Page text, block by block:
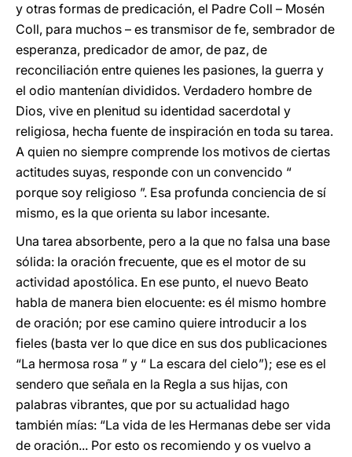
y otras formas de predicación, el Padre Coll – Mosén
Coll, para muchos – es transmisor de fe, sembrador de
esperanza, predicador de amor, de paz, de
reconciliación entre quienes les pasiones, la guerra y
el odio mantenían divididos. Verdadero hombre de
Dios, vive en plenitud su identidad sacerdotal y
religiosa, hecha fuente de inspiración en toda su tarea.
A quien no siempre comprende los motivos de ciertas
actitudes suyas, responde con un convencido “
porque soy religioso ”. Esa profunda conciencia de sí
mismo, es la que orienta su labor incesante.
Una tarea absorbente, pero a la que no falsa una base
sólida: la oración frecuente, que es el motor de su
actividad apostólica. En ese punto, el nuevo Beato
habla de manera bien elocuente: es él mismo hombre
de oración; por ese camino quiere introducir a los
fieles (basta ver lo que dice en sus dos publicaciones
“La hermosa rosa ” y “ La escara del cielo”); ese es el
sendero que señala en la Regla a sus hijas, con
palabras vibrantes, que por su actualidad hago
también mías: “La vida de les Hermanas debe ser vida
de oración... Por esto os recomiendo y os vuelvo a